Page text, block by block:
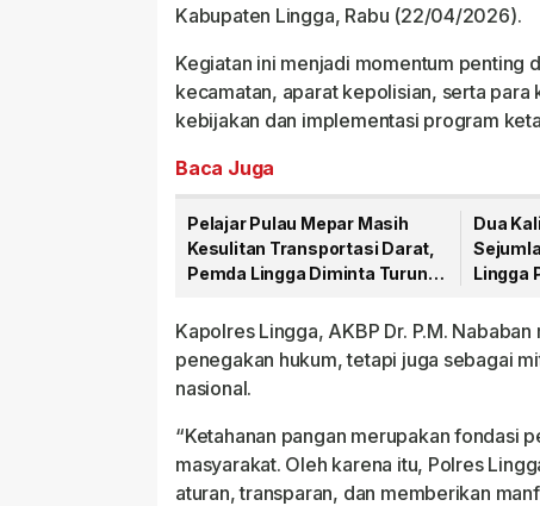
Kabupaten Lingga, Rabu (22/04/2026).
Kegiatan ini menjadi momentum penting
kecamatan, aparat kepolisian, serta
kebijakan dan implementasi program
Baca Juga
Pelajar Pulau Mepar Masih
Kesulitan Transportasi Darat,
Pemda Lingga Diminta Turun
Dua
Lingga
Kapolres Lingga, AKBP Dr. P.M.
penegakan hukum, tetapi juga sebagai
nasional.
“Ketahanan pangan merupakan fondasi
masyarakat. Oleh karena itu, Polres
aturan, transparan, dan memberikan